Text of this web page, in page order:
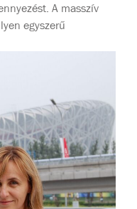
A masszív
egyszerű